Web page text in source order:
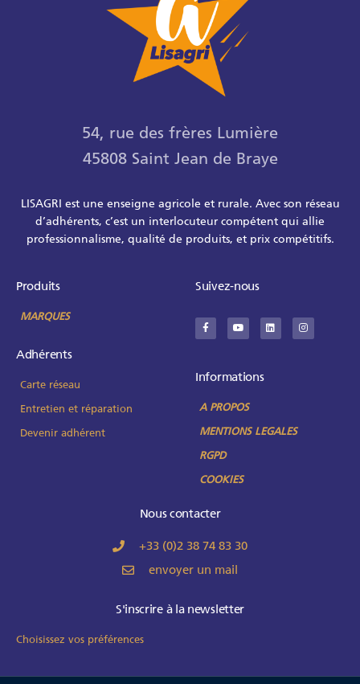
54, rue des frères Lumière
45808 Saint Jean de Braye
LISAGRI est une enseigne agricole et rurale. Avec son réseau
d’adhérents, c’est un interlocuteur compétent qui allie
professionnalisme, qualité de produits, et prix compétitifs.
Produits
MARQUES
Adhérents
Carte réseau
Entretien et réparation
Devenir adhérent
Suivez-nous
Informations
A PROPOS
MENTIONS LEGALES
RGPD
COOKIES
Nous contacter
+33 (0)2 38 74 83 30
envoyer un mail
S'inscrire à la newsletter
Choisissez vos préférences